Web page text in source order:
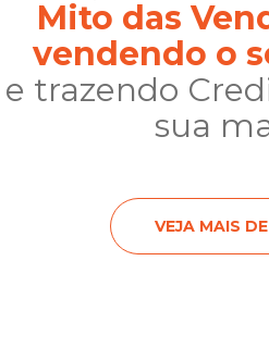
Mito das
vendendo o
e trazendo
sua
VEJA MAIS